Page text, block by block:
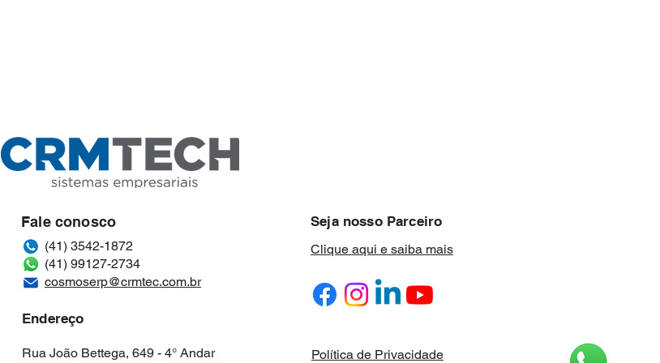
Fale conosco
(41) 3542-1872
(41) 99127-2734
cosmoserp@crmtec.com.br
Endereço
Rua João Bettega, 649 - 4° Andar
Seja nosso Parceiro
Clique aqui e saiba mais
Política de Privacidade